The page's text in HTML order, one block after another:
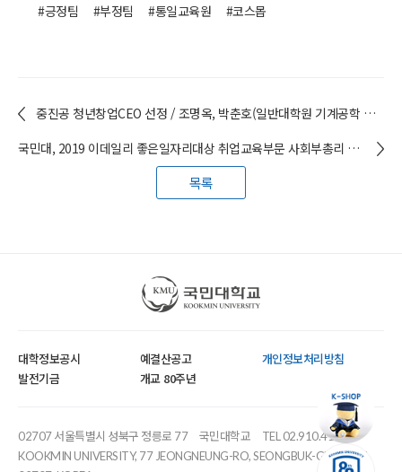
#긍정팀
#부정팀 #통일교육원 #코스몹
중진공 청년창업CEO 선정 / 조명옥, 박춘호(일반대학원 기계공학 및 의공학 전공)
국민대, 2019 이데일리 좋은일자리대상 취업교육부문 사회부총리 겸 교육부장관상 수상
목록
국민대학교
대학정보공시 예결산공고
개인정보처리방침
발전기금
개교 80주년
02707 서울특별시 성북구 정릉로 77 국민대학교
TEL 02.910.4114
KOOKMIN UNIVERSITY, 77 JEONGNEUNG-RO, SEONGBUK-GU, SEOUL,